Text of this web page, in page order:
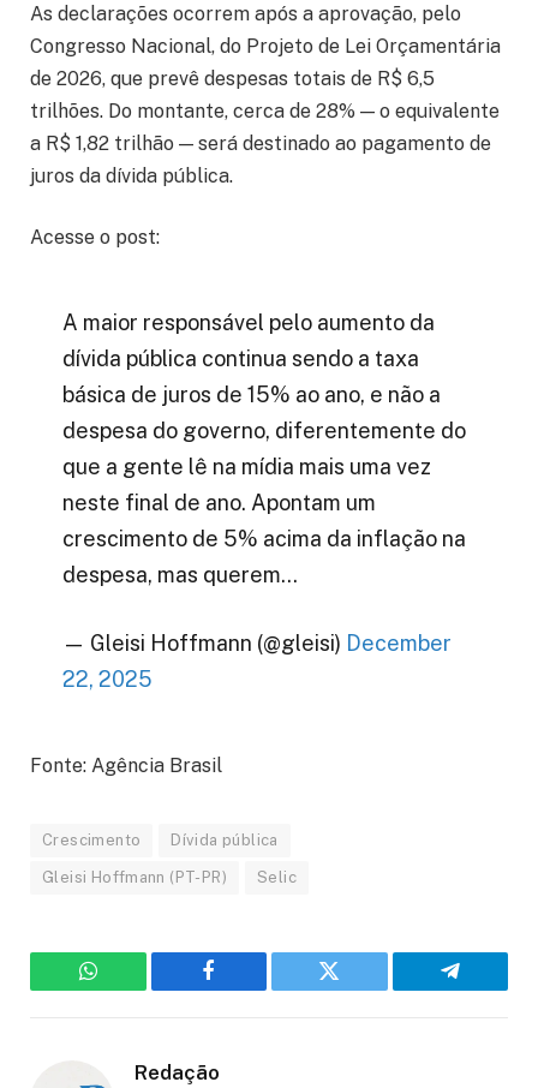
As declarações ocorrem após a aprovação, pelo
Congresso Nacional, do Projeto de Lei Orçamentária
de 2026, que prevê despesas totais de R$ 6,5
trilhões. Do montante, cerca de 28% — o equivalente
a R$ 1,82 trilhão — será destinado ao pagamento de
juros da dívida pública.
Acesse o post:
A maior responsável pelo aumento da
dívida pública continua sendo a taxa
básica de juros de 15% ao ano, e não a
despesa do governo, diferentemente do
que a gente lê na mídia mais uma vez
neste final de ano. Apontam um
crescimento de 5% acima da inflação na
despesa, mas querem…
— Gleisi Hoffmann (@gleisi) December
22, 2025
Fonte: Agência Brasil
Crescimento Dívida pública
Gleisi Hoffmann (PT-PR) Selic
WhatsApp Facebook Twitter Telegram
Redação